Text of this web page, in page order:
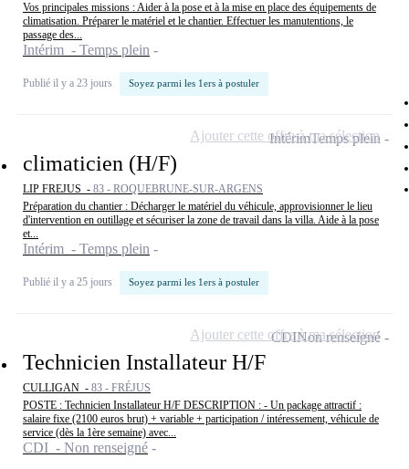
Vos principales missions : Aider à la pose et à la mise en place des équipements de
climatisation. Préparer le matériel et le chantier. Effectuer les manutentions, le
passage des...
Intérim - Temps plein
Publié il y a 23 jours Soyez parmi les 1ers à postuler
climaticien (H/F)
LIP FREJUS - 83 - ROQUEBRUNE-SUR-ARGENS
Préparation du chantier : Décharger le matériel du véhicule, approvisionner le lieu
d'intervention en outillage et sécuriser la zone de travail dans la villa. Aide à la pose
et...
Intérim - Temps plein
Publié il y a 25 jours Soyez parmi les 1ers à postuler
IntérimTemps plein
Ajouter cette offre à ma sélection
Technicien Installateur H/F
CULLIGAN - 83 - FRÉJUS
POSTE : Technicien Installateur H/F DESCRIPTION : - Un package attractif :
salaire fixe (2100 euros brut) + variable + participation / intéressement, véhicule de
service (dès la 1ère semaine) avec...
CDI - Non renseigné
CDINon renseigné
Ajouter cette offre à ma sélection